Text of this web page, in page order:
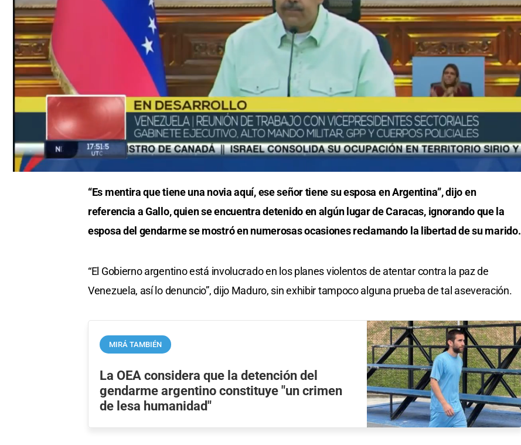
“Es mentira que tiene una novia aquí, ese señor tiene su esposa en Argentina”, dijo en
referencia a Gallo, quien se encuentra detenido en algún lugar de Caracas, ignorando que la
esposa del gendarme se mostró en numerosas ocasiones reclamando la libertad de su marido.
“El Gobierno argentino está involucrado en los planes violentos de atentar contra la paz de
Venezuela, así lo denuncio”, dijo Maduro, sin exhibir tampoco alguna prueba de tal aseveración.
MIRÁ TAMBIÉN
La OEA considera que la detención del
gendarme argentino constituye "un crimen
de lesa humanidad"